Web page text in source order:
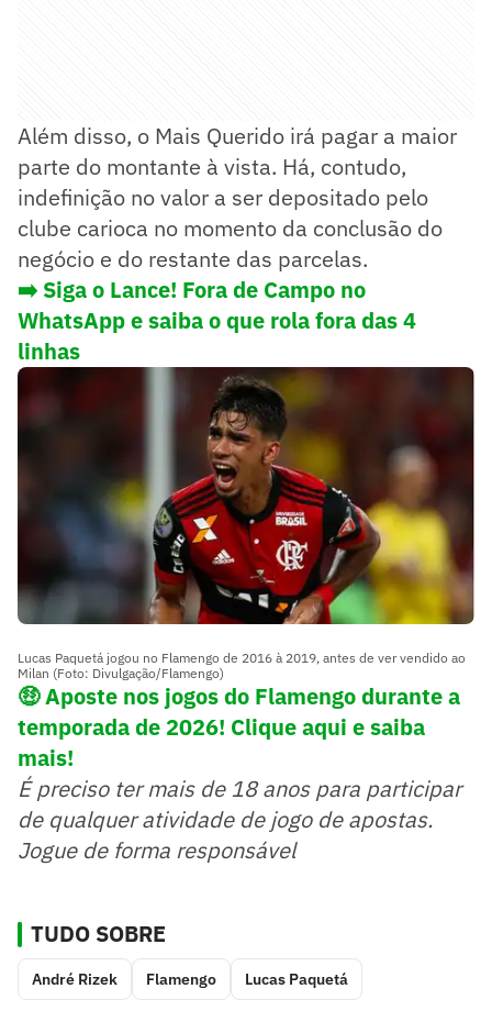
Além disso, o Mais Querido irá pagar a maior
parte do montante à vista. Há, contudo,
indefinição no valor a ser depositado pelo
clube carioca no momento da conclusão do
negócio e do restante das parcelas.
➡️ Siga o Lance! Fora de Campo no
WhatsApp e saiba o que rola fora das 4
linhas
Lucas Paquetá jogou no Flamengo de 2016 à 2019, antes de ver vendido ao
Milan (Foto: Divulgação/Flamengo)
🤑 Aposte nos jogos do Flamengo durante a
temporada de 2026! Clique aqui e saiba
mais!
É preciso ter mais de 18 anos para participar
de qualquer atividade de jogo de apostas.
Jogue de forma responsável
TUDO SOBRE
André Rizek Flamengo Lucas Paquetá